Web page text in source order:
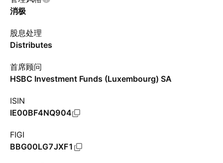
消极
股息处理
Distributes
首席顾问
HSBC Investment Funds (Luxembourg) SA
ISIN
IE00BF4NQ904
FIGI
BBG00LG7JXF1